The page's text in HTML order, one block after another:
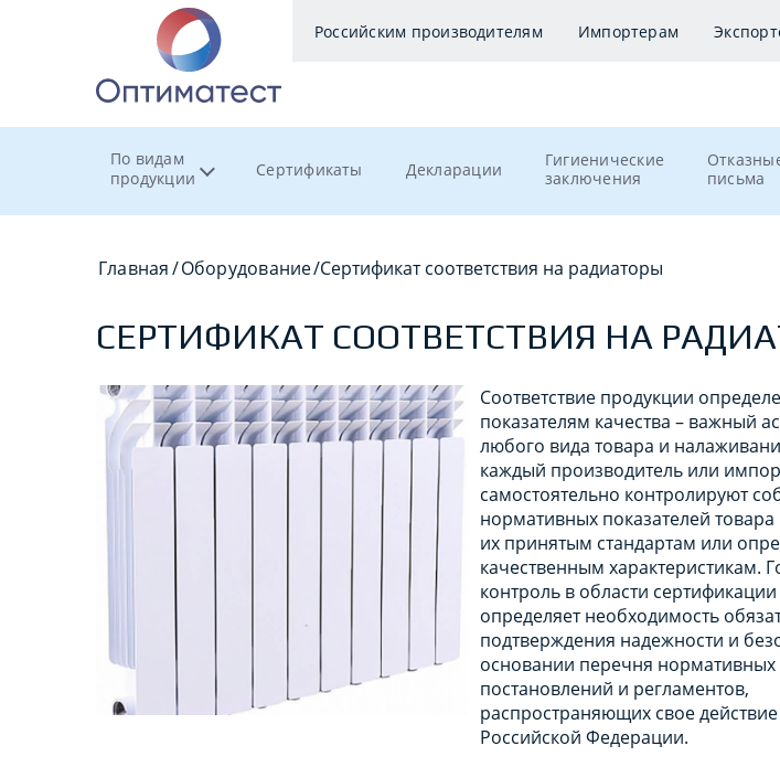
Российским производителям Импортерам
По видам
продукции
Сертификаты Декларации
Гигиенические
заключения
письма
Главная/Оборудование/Сертификат соответствия на радиаторы
СЕРТИФИКАТ СООТВЕТСТВИЯ НА
Соответствие продукции
показателям качества – важный
любого вида товара и
каждый производитель или
самостоятельно контролируют
нормативных показателей товара
их принятым стандартам или
качественным характеристикам.
контроль в области
определяет необходимость
подтверждения надежности и
основании перечня нормативных
постановлений и регламентов,
распространяющих свое
Российской Федерации.